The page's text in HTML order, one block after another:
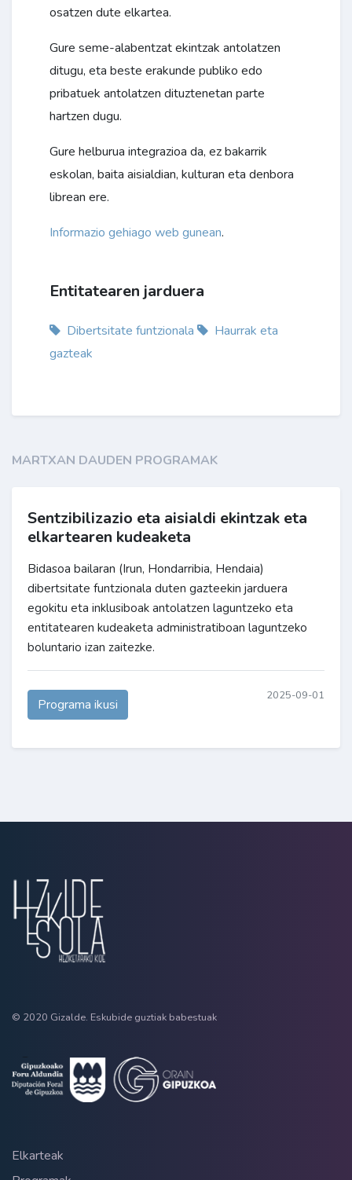
osatzen dute elkartea.
Gure seme-alabentzat ekintzak antolatzen
ditugu, eta beste erakunde publiko edo
pribatuek antolatzen dituztenetan parte
hartzen dugu.
Gure helburua integrazioa da, ez bakarrik
eskolan, baita aisialdian, kulturan eta denbora
librean ere.
Informazio gehiago web gunean.
Entitatearen jarduera
Dibertsitate funtzionala
Haurrak eta
gazteak
MARTXAN DAUDEN PROGRAMAK
Sentzibilizazio eta aisialdi ekintzak eta
elkartearen kudeaketa
Bidasoa bailaran (Irun, Hondarribia, Hendaia)
dibertsitate funtzionala duten gazteekin jarduera
egokitu eta inklusiboak antolatzen laguntzeko eta
entitatearen kudeaketa administratiboan laguntzeko
boluntario izan zaitezke.
Programa ikusi
2025-09-01
© 2020 Gizalde. Eskubide guztiak babestuak
Elkarteak